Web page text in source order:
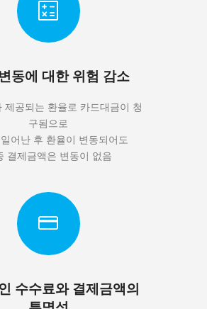
동에 대한 위험 감소
제공되는 환율로 카드대금이 청
구됨으로
어난 후 환율이 변동되어도
결제금액은 변동이 없음
수수료와 결제금액의